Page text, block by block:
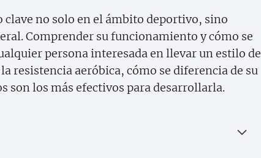
clave no solo en el ámbito deportivo, sino
Comprender su funcionamiento y cómo se
persona interesada en llevar un estilo de
resistencia aeróbica, cómo se diferencia de su
son los más efectivos para desarrollarla.